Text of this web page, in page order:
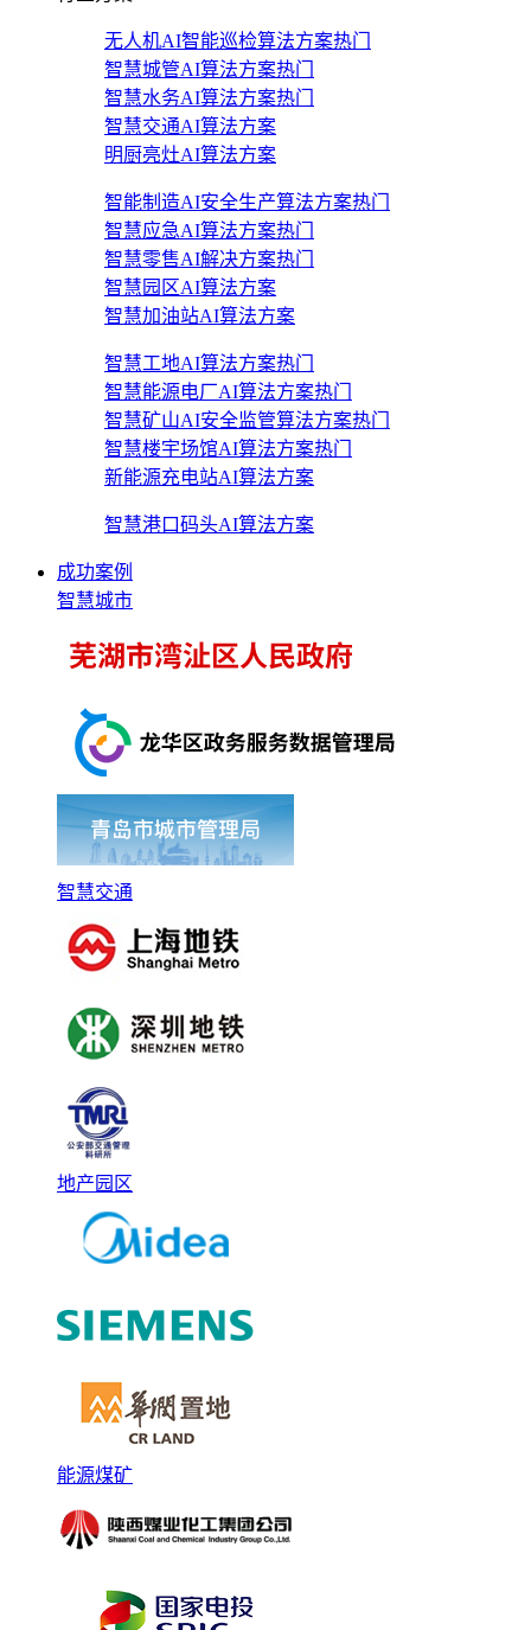
无人机AI智能巡检算法方案热门
智慧城管AI算法方案热门
智慧水务AI算法方案热门
智慧交通AI算法方案
明厨亮灶AI算法方案
智能制造AI安全生产算法方案热门
智慧应急AI算法方案热门
智慧零售AI解决方案热门
智慧园区AI算法方案
智慧加油站AI算法方案
智慧工地AI算法方案热门
智慧能源电厂AI算法方案热门
智慧矿山AI安全监管算法方案热门
智慧楼宇场馆AI算法方案热门
新能源充电站AI算法方案
智慧港口码头AI算法方案
成功案例
智慧城市
智慧交通
地产园区
能源煤矿